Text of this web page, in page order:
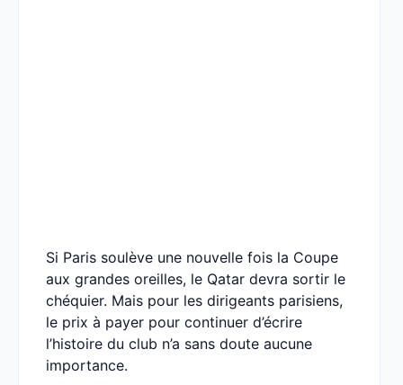
Si Paris soulève une nouvelle fois la Coupe
aux grandes oreilles, le Qatar devra sortir le
chéquier. Mais pour les dirigeants parisiens,
le prix à payer pour continuer d’écrire
l’histoire du club n’a sans doute aucune
importance.